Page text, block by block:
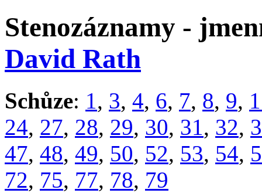
Stenozáznamy -
David Rath
Schůze: 1, 3, 4, 6, 7, 8, 9,
24, 27, 28, 29, 30, 31, 32,
47, 48, 49, 50, 52, 53, 54,
72, 75, 77, 78, 79